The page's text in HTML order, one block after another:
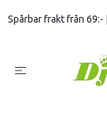
Spårbar frakt från 69:-